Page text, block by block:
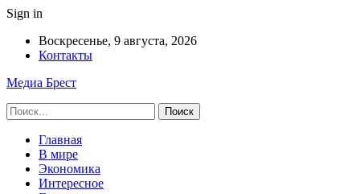
Sign in
Воскресенье, 9 августа, 2026
Контакты
Медиа Брест
Главная
В мире
Экономика
Интересное